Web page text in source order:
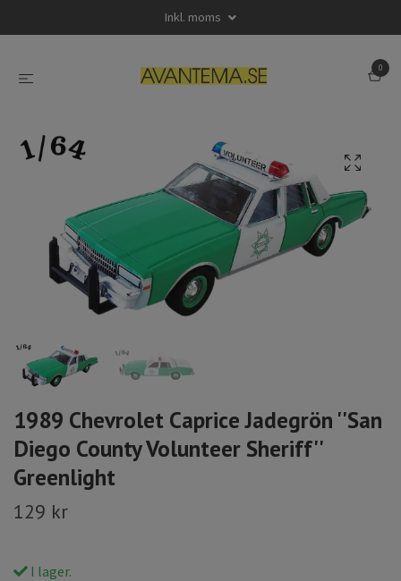
Inkl. moms
0
1989 Chevrolet Caprice Jadegrön ''San
Diego County Volunteer Sheriff''
Greenlight
129 kr
I lager.